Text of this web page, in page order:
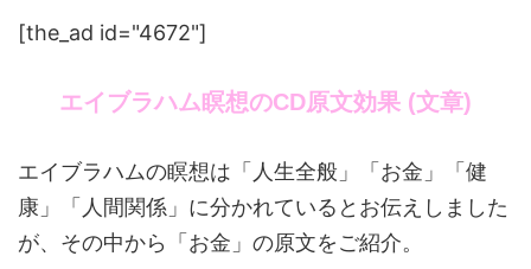
[the_ad id="4672"]
エイブラハム瞑想のCD原文効果 (文章)
エイブラハムの瞑想は「人生全般」「お金」「健
康」「人間関係」に分かれているとお伝えしました
が、その中から「お金」の原文をご紹介。